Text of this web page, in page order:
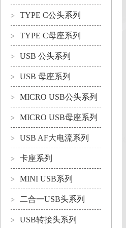
> TYPE C公头系列
> TYPE C母座系列
> USB 公头系列
> USB 母座系列
> MICRO USB公头系列
> MICRO USB母座系列
> USB AF大电流系列
> 卡座系列
> MINI USB系列
> 二合一USB头系列
> USB转接头系列